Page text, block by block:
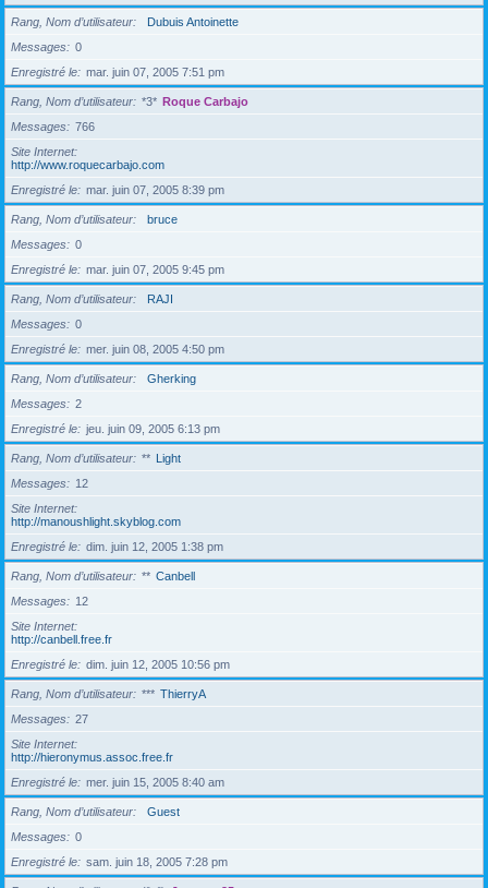
Rang, Nom d’utilisateur
Dubuis Antoinette
Messages
0
Enregistré le
mar. juin 07, 2005 7:51 pm
Rang, Nom d’utilisateur *3* Roque Carbajo
Messages
766
Site Internet
http://www.roquecarbajo.com
Enregistré le
mar. juin 07, 2005 8:39 pm
Rang, Nom d’utilisateur
bruce
Messages
0
Enregistré le
mar. juin 07, 2005 9:45 pm
Rang, Nom d’utilisateur
RAJI
Messages
0
Enregistré le
mer. juin 08, 2005 4:50 pm
Rang, Nom d’utilisateur
Gherking
Messages
2
Enregistré le
jeu. juin 09, 2005 6:13 pm
Rang, Nom d’utilisateur ** Light
Messages
12
Site Internet
http://manoushlight.skyblog.com
Enregistré le
dim. juin 12, 2005 1:38 pm
Rang, Nom d’utilisateur ** Canbell
Messages
12
Site Internet
http://canbell.free.fr
Enregistré le
dim. juin 12, 2005 10:56 pm
Rang, Nom d’utilisateur *** ThierryA
Messages
27
Site Internet
http://hieronymus.assoc.free.fr
Enregistré le
mer. juin 15, 2005 8:40 am
Rang, Nom d’utilisateur
Guest
Messages
0
Enregistré le
sam. juin 18, 2005 7:28 pm